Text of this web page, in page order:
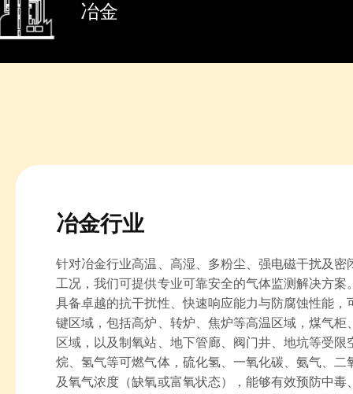
冶金
冶金行业
针对冶金行业高温、高湿、多粉尘、强电磁干扰及密
工况，我们可提供专业可靠安全的气体监测解决方案
具备卓越的抗干扰性、快速响应能力与防腐蚀性能，
键区域，包括高炉、转炉、焦炉等高温区域，煤气柜
区域，以及制氧站、地下管廊、阀门井、地坑等受限
烷、氢气等可燃气体，硫化氢、一氧化碳、氨气、二
及氧气浓度（缺氧或富氧状态），能够有效预防中毒